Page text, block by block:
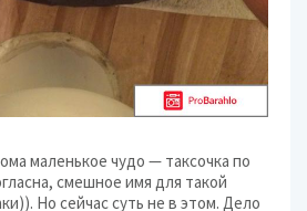
маленькое чудо — таксочка по
смешное имя для такой
Но сейчас суть не в этом. Дело